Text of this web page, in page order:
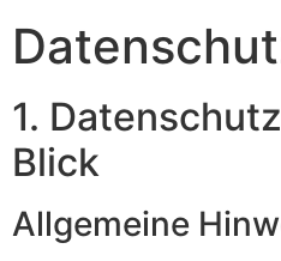
1.
Blick
Allgemeine